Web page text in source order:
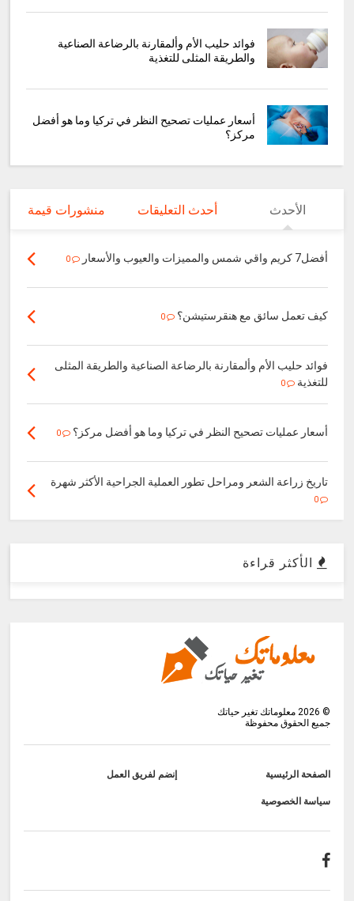
فوائد حليب الأم وألمقارنة بالرضاعة الصناعية
والطريقة المثلى للتغذية
أسعار عمليات تصحيح النظر في تركيا وما هو أفضل
مركز؟
الأحدث أحدث التعليقات منشورات قيمة
أفضل7 كريم واقي شمس والمميزات والعيوب والأسعار 0
كيف تعمل سائق مع هنقرستيشن؟ 0
فوائد حليب الأم وألمقارنة بالرضاعة الصناعية والطريقة المثلى
للتغذية
0
أسعار عمليات تصحيح النظر في تركيا وما هو أفضل مركز؟ 0
تاريخ زراعة الشعر ومراحل تطور العملية الجراحية الأكثر شهرة
0
الأكثر قراءة
©
2026 معلوماتك تغير حياتك
جميع الحقوق محفوظة
الصفحة الرئيسية إنضم لفريق العمل
سياسة الخصوصية